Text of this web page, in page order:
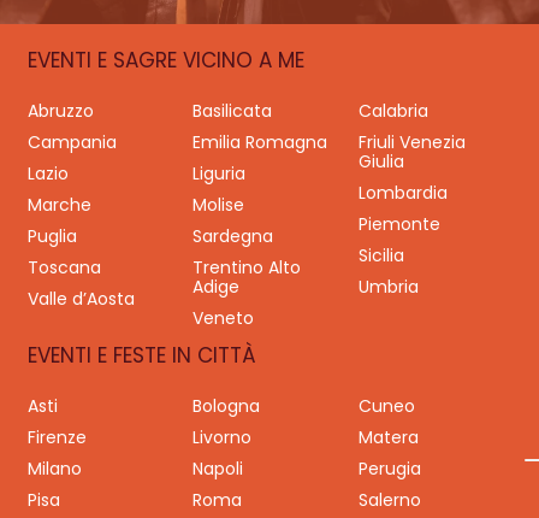
EVENTI E SAGRE VICINO A ME
Abruzzo Basilicata
Calabria
Campania
Emilia Romagna
Friuli Venezia
Giulia
Lazio
Liguria
Lombardia
Marche
Molise
Piemonte
Puglia
Sardegna
Sicilia
Toscana
Trentino Alto
Adige
Umbria
Valle d’Aosta
Veneto
EVENTI E FESTE IN CITTÀ
Asti Bologna
Cuneo
Firenze
Livorno
Matera
Milano
Napoli
Perugia
Pisa
Roma
Salerno